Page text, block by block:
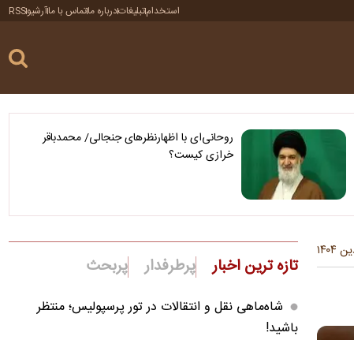
استخدامتبلیغاتدرباره ماتماس با ماآرشیوRSS
روحانی‌ای با اظهارنظرهای جنجالی/ محمدباقر
خرازی کیست؟
تازه ترین اخبار پرطرفدار پربحث
شاه‌ماهی نقل و انتقالات در تور پرسپولیس؛ منتظر
باشید!